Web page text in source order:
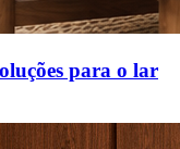
para o lar